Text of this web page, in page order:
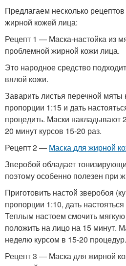
Предлагаем несколько
жирной кожей лица:
Рецепт 1 — Маска-настойка из
проблемной жирной кожи лица.
Это народное средство
вялой кожи.
Заварить листья перечной мяты
пропорции 1:15 и дать
процедить. Маски накладывают
20 минут курсов 15-20 раз.
Рецепт 2 — Маска для жирной
Зверобой обладает
поэтому особенно полезен при
Приготовить настой зверобоя
пропорции 1:10, дать
Теплым настоем смочить мягкую
положить на лицо на 15 минут.
неделю курсом в 15-20 процедур.
Рецепт 3 — Маска для жирной